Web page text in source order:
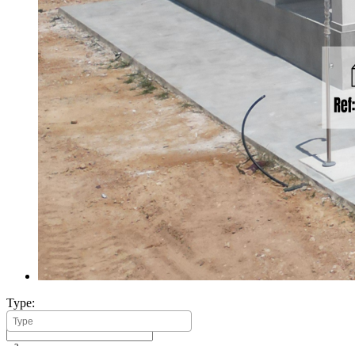
Type:
Minimum Build Area: